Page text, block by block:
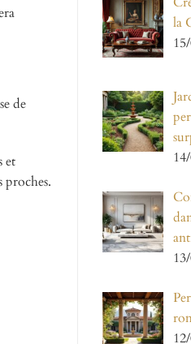
de
et
proches.
la